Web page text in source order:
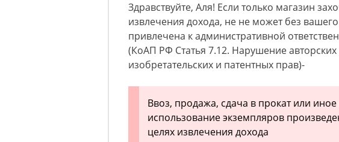
Здравствуйте, Аля! Если только магазин
извлечения дохода, не не может без
привлечена к административной
(КоАП РФ Статья 7.12. Нарушение
изобретательских и патентных прав)-
Ввоз, продажа, сдача в прокат или
использование экземпляров
целях извлечения дохода